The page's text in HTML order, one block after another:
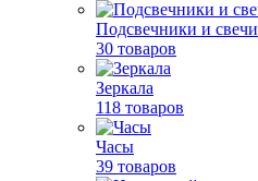
Подсвечники и свечи
30 товаров
Зеркала
118 товаров
Часы
39 товаров